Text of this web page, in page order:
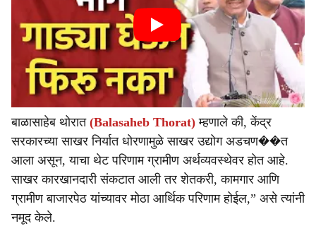
बाळासाहेब थोरात (Balasaheb Thorat) म्हणाले की, केंद्र
सरकारच्या साखर निर्यात धोरणामुळे साखर उद्योग अडचण��त
आला असून, याचा थेट परिणाम ग्रामीण अर्थव्यवस्थेवर होत आहे.
साखर कारखानदारी संकटात आली तर शेतकरी, कामगार आणि
ग्रामीण बाजारपेठ यांच्यावर मोठा आर्थिक परिणाम होईल,” असे त्यांनी
नमूद केले.